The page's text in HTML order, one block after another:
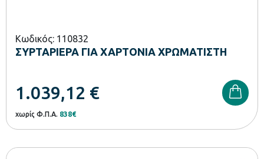
Κωδικός: 110832
ΣΥΡΤΑΡΙΕΡΑ ΓΙΑ ΧΑΡΤΟΝΙΑ ΧΡΩΜΑΤΙΣΤΗ
1.039,12 €
χωρίς Φ.Π.Α. 838€